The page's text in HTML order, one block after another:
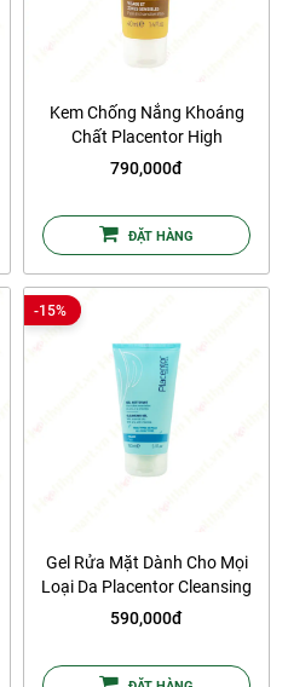
Kem Chống Nắng Khoáng
Chất Placentor High
Protection Sun Cream SPF50,
790,000đ
ĐẶT HÀNG
-15%
Gel Rửa Mặt Dành Cho Mọi
Loại Da Placentor Cleansing
Gel
590,000đ